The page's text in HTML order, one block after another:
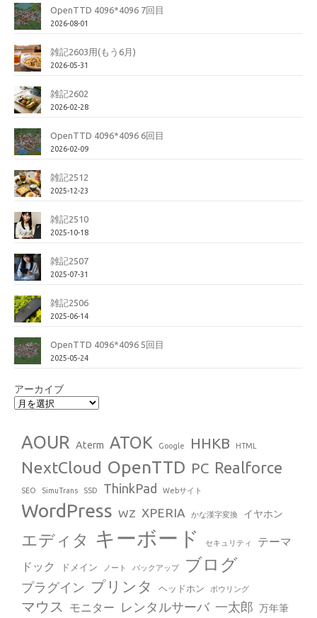
OpenTTD 4096*4096 7回目
2026-08-01
雑記2603用(もう6月)
2026-05-31
雑記2602
2026-02-28
OpenTTD 4096*4096 6回目
2026-02-09
雑記2512
2025-12-23
雑記2510
2025-10-18
雑記2507
2025-07-31
雑記2506
2025-06-14
OpenTTD 4096*4096 5回目
2025-05-24
アーカイブ
AOUR Aterm ATOK Google HHKB HTML
NextCloud OpenTTD PC Realforce
SEO SimuTrans SSD ThinkPad Webサイト
WordPress WZ XPERIA かな漢字変換 イヤホン
エディタ キーボード セキュリティ
テーマ
ドック
ドメイン ノート バックアップ ブログ
プラグイン プリンタ ヘッドホン ボウリング
マウス モニター レンタルサーバ 一太郎 万年筆